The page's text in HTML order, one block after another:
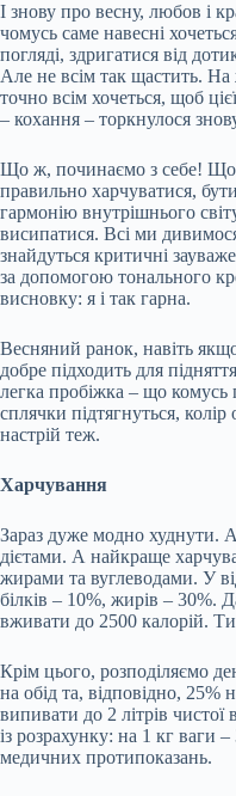
І знову про весну, любов і
чомусь саме навесні
погляді, здригатися від
Але не всім так щастить. На
точно всім хочеться, щоб
– кохання – торкнулося
Що ж, починаємо з себе!
правильно харчуватися,
гармонію внутрішнього
висипатися. Всі ми
знайдуться критичні
за допомогою тонального
висновку: я і так гарна.
Весняний ранок, навіть
добре підходить для
легка пробіжка – що комусь
сплячки підтягнуться,
настрій теж.
Харчування
Зараз дуже модно худнути.
дієтами. А найкраще
жирами та вуглеводами. У
білків – 10%, жирів – 30%.
вживати до 2500 калорій.
Крім цього, розподіляємо
на обід та, відповідно,
випивати до 2 літрів чистої
із розрахунку: на 1 кг ваги
медичних протипоказань.